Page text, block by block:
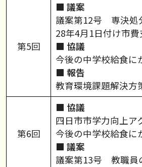
第5回
■ 議案
議案第12号 専決処
28年4月1日付け市
■ 協議
今後の中学校給食に
■ 報告
教育環境課題解決方
第6回
■ 協議
四日市市学力向上ア
今後の中学校給食に
■ 議案
議案第13号 教職員